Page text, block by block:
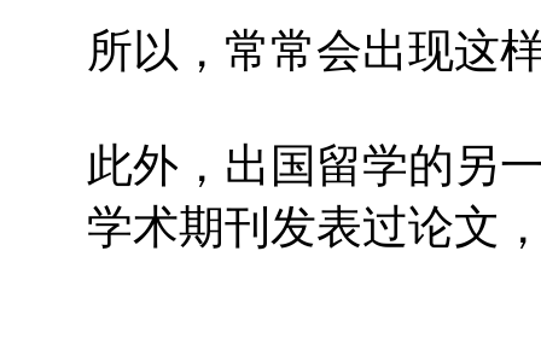
所以，常常会出现这
此外，出国留学的另
学术期刊发表过论文